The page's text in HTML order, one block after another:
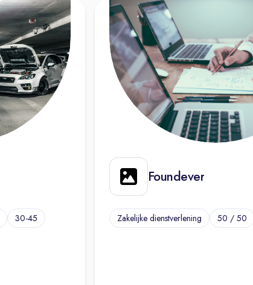
30-45
Foundever
Zakelijke dienstverlening 50 / 50